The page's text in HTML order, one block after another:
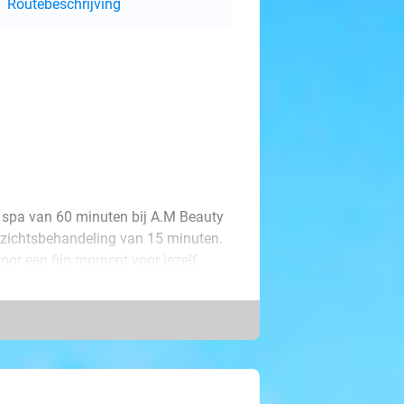
Routebeschrijving
van 60 minuten bij A.M Beauty
van 15 minuten.
een fijn moment voor jezelf.
jouw beste vriend(in), zus, moeder
bij deze prachtige salon.